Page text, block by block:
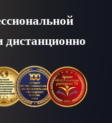
дистанционно